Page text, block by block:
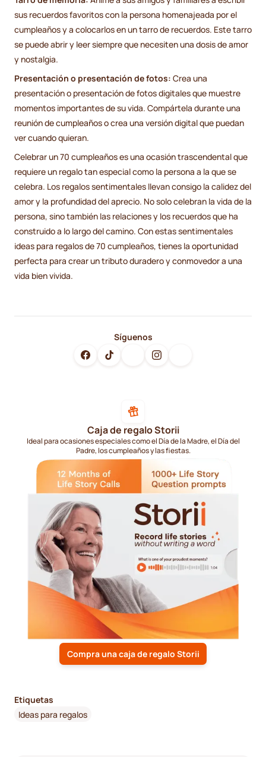
sus recuerdos favoritos con la persona homenajeada por el
cumpleaños y a colocarlos en un tarro de recuerdos. Este tarro
se puede abrir y leer siempre que necesiten una dosis de amor
y nostalgia.
Presentación o presentación de fotos: Crea una
presentación o presentación de fotos digitales que muestre
momentos importantes de su vida. Compártela durante una
reunión de cumpleaños o crea una versión digital que puedan
ver cuando quieran.
Celebrar un 70 cumpleaños es una ocasión trascendental que
requiere un regalo tan especial como la persona a la que se
celebra. Los regalos sentimentales llevan consigo la calidez del
amor y la profundidad del aprecio. No solo celebran la vida de la
persona, sino también las relaciones y los recuerdos que ha
construido a lo largo del camino. Con estas sentimentales
ideas para regalos de 70 cumpleaños, tienes la oportunidad
perfecta para crear un tributo duradero y conmovedor a una
vida bien vivida.
Síguenos
Caja de regalo Storii
Ideal para ocasiones especiales como el Día de la Madre, el Día del
Padre, los cumpleaños y las fiestas.
Compra una caja de regalo Storii
Etiquetas
Ideas para regalos